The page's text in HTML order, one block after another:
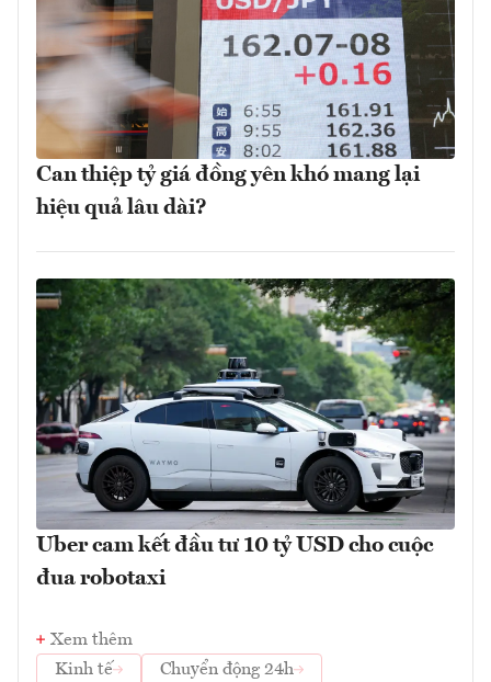
Can thiệp tỷ giá đồng yên khó mang lại
hiệu quả lâu dài?
Uber cam kết đầu tư 10 tỷ USD cho cuộc
đua robotaxi
Xem thêm
Kinh tế
Chuyển động 24h